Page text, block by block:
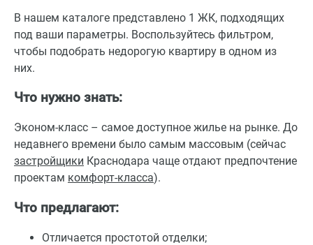
В нашем каталоге представлено 1 ЖК, подходящих
под ваши параметры. Воспользуйтесь фильтром,
чтобы подобрать недорогую квартиру в одном из
них.
Что нужно знать:
Эконом-класс – самое доступное жилье на рынке. До
недавнего времени было самым массовым (сейчас
застройщики Краснодара чаще отдают предпочтение
проектам комфорт-класса).
Что предлагают:
Отличается простотой отделки;